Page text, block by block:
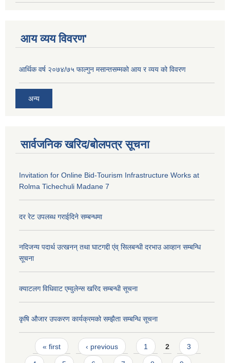
आय व्यय विवरण'
आर्थिक वर्ष २०७४/७५ फाल्गुन मसान्तसम्मको आय र व्यय को विवरण
अन्य
सार्वजनिक खरिद/बोलपत्र सूचना
Invitation for Online Bid-Tourism Infrastructure Works at
Rolma Tichechuli Madane 7
दर रेट उपलब्ध गराईदिने सम्बन्धमा
नदिजन्य पदार्थ उत्खनन् तथा घाटगद्दी एंव् सिलबन्धी दरभाउ आव्हान सम्बन्धि
सूचना
क्याटलग विधिवाट एम्वुलेन्स खरिद सम्बन्धी सूचना
कृषि औजार उपकरण कार्यक्रमको सम्झैता सम्बन्धि सूचना
Pages
« first ‹ previous 1 2 3